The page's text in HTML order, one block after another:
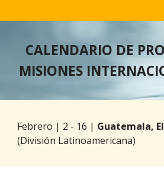
CALENDARIO DE
MISIONES
Febrero | 2 - 16 | Guatemala,
(División Latinoamericana)